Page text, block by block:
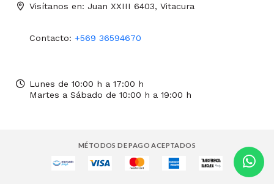
Visítanos en: Juan XXIII 6403, Vitacura
Contacto: +569 36594670
Lunes de 10:00 h a 17:00 h
Martes a Sábado de 10:00 h a 19:00 h
MÉTODOS DE PAGO ACEPTADOS